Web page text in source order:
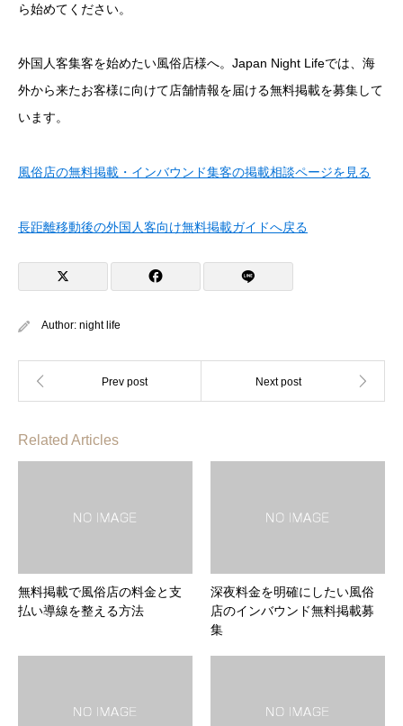
ら始めてください。
外国人客集客を始めたい風俗店様へ。Japan Night Lifeでは、海
外から来たお客様に向けて店舗情報を届ける無料掲載を募集して
います。
風俗店の無料掲載・インバウンド集客の掲載相談ページを見る
長距離移動後の外国人客向け無料掲載ガイドへ戻る
Author: night life
Related Articles
無料掲載で風俗店の料金と支
払い導線を整える方法
深夜料金を明確にしたい風俗
店のインバウンド無料掲載募
集